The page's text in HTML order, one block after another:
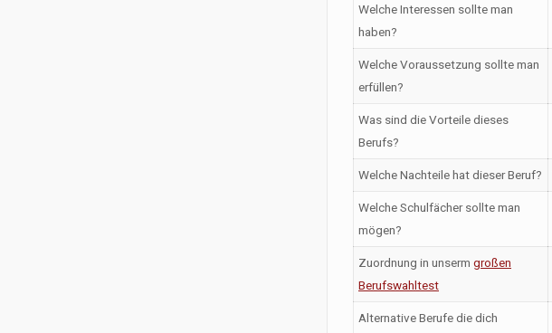
Welche Interessen sollte man
haben?
Welche Voraussetzung sollte man
erfüllen?
Was sind die Vorteile dieses
Berufs?
Welche Nachteile hat dieser Beruf?
Welche Schulfächer sollte man
mögen?
Zuordnung in unserm großen
Berufswahltest
Alternative Berufe die dich